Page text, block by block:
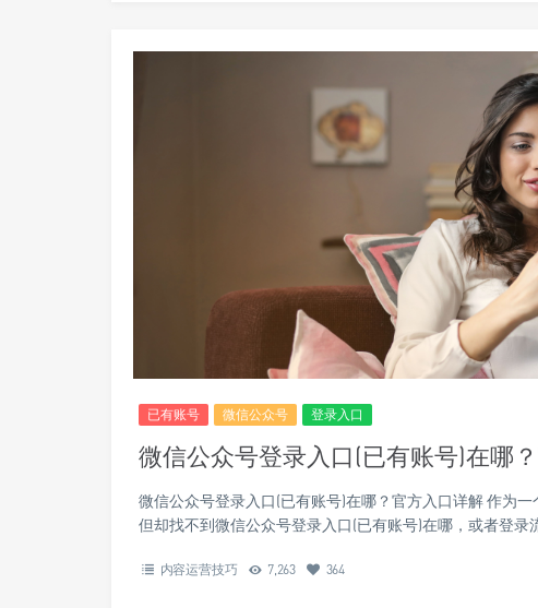
已有账号 微信公众号 登录入口
微信公众号登录入口(已有账号)在哪
微信公众号登录入口(已有账号)在哪？官方入口详解 作为
但却找不到微信公众号登录入口(已有账号)在哪，或者登
内容运营技巧 7,263 364